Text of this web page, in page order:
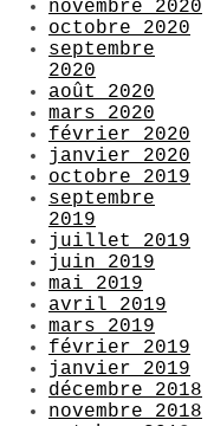
novembre 2020
octobre 2020
septembre
2020
août 2020
mars 2020
février 2020
janvier 2020
octobre 2019
septembre
2019
juillet 2019
juin 2019
mai 2019
avril 2019
mars 2019
février 2019
janvier 2019
décembre 2018
novembre 2018